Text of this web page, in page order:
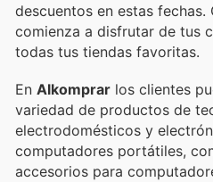
descuentos en estas
comienza a disfrutar de tus
todas tus tiendas favoritas.
En Alkomprar los clientes
variedad de productos de
electrodomésticos y
computadores portátiles,
accesorios para